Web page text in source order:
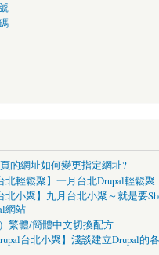
的網址如何變更指定網址?
北輕鬆聚】一月台北Drupal輕鬆聚
北小聚】九月台北小聚～就是要
網站
）繁體/簡體中文切換配方
台北小聚】淺談建立Drupal的